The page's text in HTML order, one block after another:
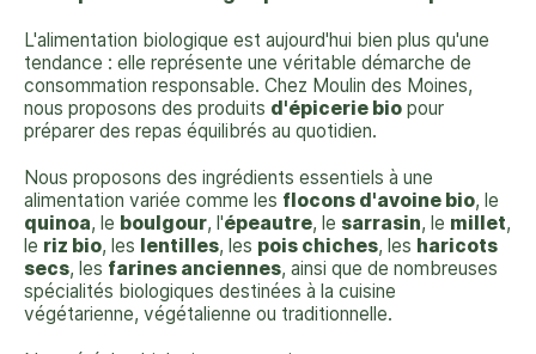
L'alimentation biologique est aujourd'hui bien plus qu'une
tendance : elle représente une véritable démarche de
consommation responsable. Chez Moulin des Moines,
nous proposons des produits d'épicerie bio pour
préparer des repas équilibrés au quotidien.
Nous proposons des ingrédients essentiels à une
alimentation variée comme les flocons d'avoine bio, le
quinoa, le boulgour, l'épeautre, le sarrasin, le millet,
le riz bio, les lentilles, les pois chiches, les haricots
secs, les farines anciennes, ainsi que de nombreuses
spécialités biologiques destinées à la cuisine
végétarienne, végétalienne ou traditionnelle.